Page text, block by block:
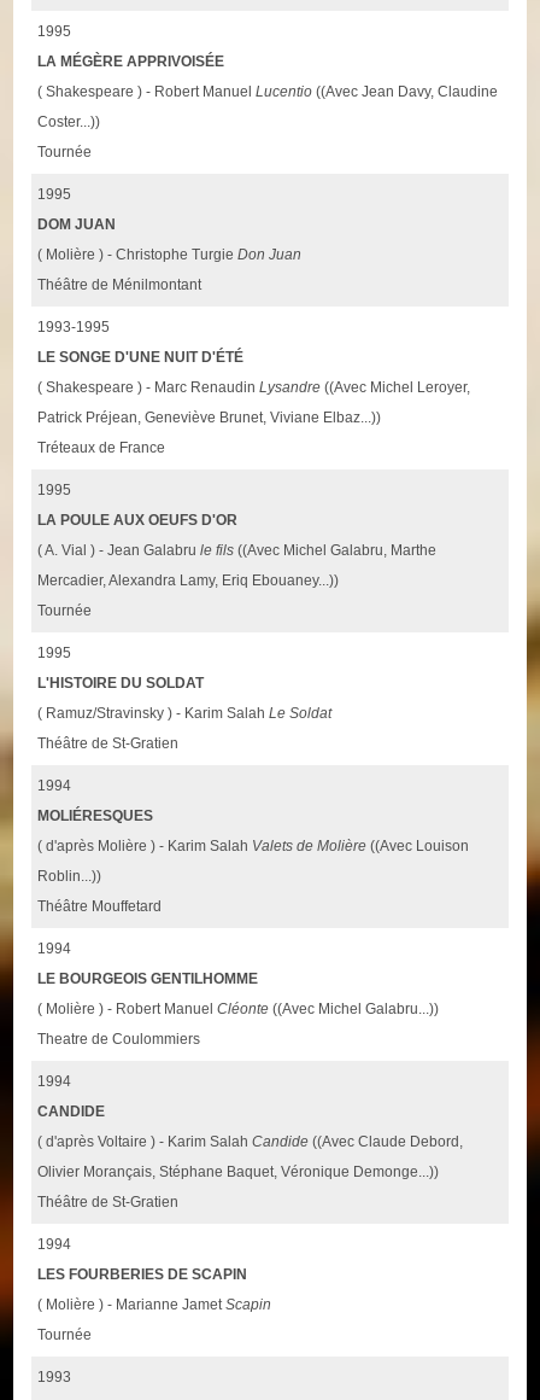
1995
LA MÉGÈRE APPRIVOISÉE
( Shakespeare ) - Robert ManuelLucentio ((Avec Jean Davy, Claudine
Coster...))
Tournée
1995
DOM JUAN
( Molière ) - Christophe TurgieDon Juan
Théâtre de Ménilmontant
1993-1995
LE SONGE D'UNE NUIT D'ÉTÉ
( Shakespeare ) - Marc RenaudinLysandre ((Avec Michel Leroyer,
Patrick Préjean, Geneviève Brunet, Viviane Elbaz...))
Tréteaux de France
1995
LA POULE AUX OEUFS D'OR
( A. Vial ) - Jean Galabrule fils ((Avec Michel Galabru, Marthe
Mercadier, Alexandra Lamy, Eriq Ebouaney...))
Tournée
1995
L'HISTOIRE DU SOLDAT
( Ramuz/Stravinsky ) - Karim SalahLe Soldat
Théâtre de St-Gratien
1994
MOLIÉRESQUES
( d'après Molière ) - Karim Salah Valets de Molière ((Avec Louison
Roblin...))
Théâtre Mouffetard
1994
LE BOURGEOIS GENTILHOMME
( Molière ) - Robert ManuelCléonte ((Avec Michel Galabru...))
Theatre de Coulommiers
1994
CANDIDE
( d'après Voltaire ) - Karim SalahCandide ((Avec Claude Debord,
Olivier Morançais, Stéphane Baquet, Véronique Demonge...))
Théâtre de St-Gratien
1994
LES FOURBERIES DE SCAPIN
( Molière ) - Marianne JametScapin
Tournée
1993